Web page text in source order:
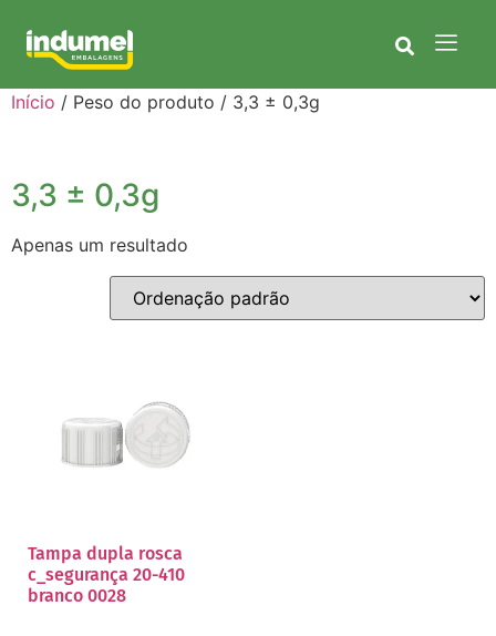
Início / Peso do produto / 3,3 ± 0,3g
3,3 ± 0,3g
Apenas um resultado
Tampa dupla rosca
c_segurança 20-410
branco 0028